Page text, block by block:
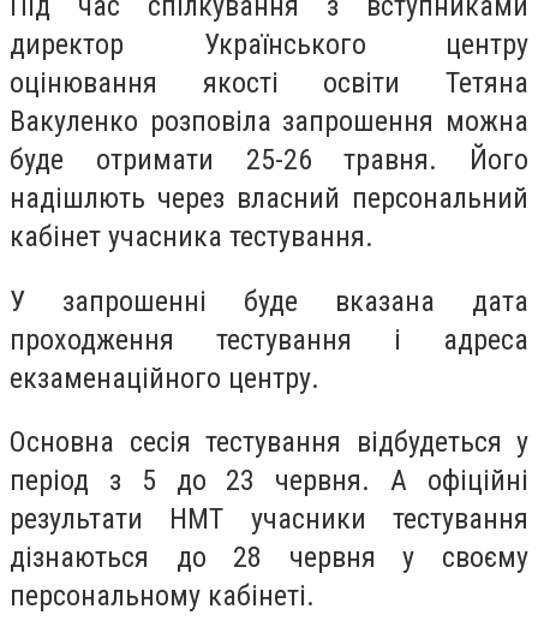
директор Українського центру
оцінювання якості освіти Тетяна
Вакуленко розповіла запрошення можна
буде отримати 25-26 травня. Його
надішлють через власний персональний
кабінет учасника тестування.
У запрошенні буде вказана дата
проходження тестування і адреса
екзаменаційного центру.
Основна сесія тестування відбудеться у
період з 5 до 23 червня. А офіційні
результати НМТ учасники тестування
дізнаються до 28 червня у своєму
персональному кабінеті.